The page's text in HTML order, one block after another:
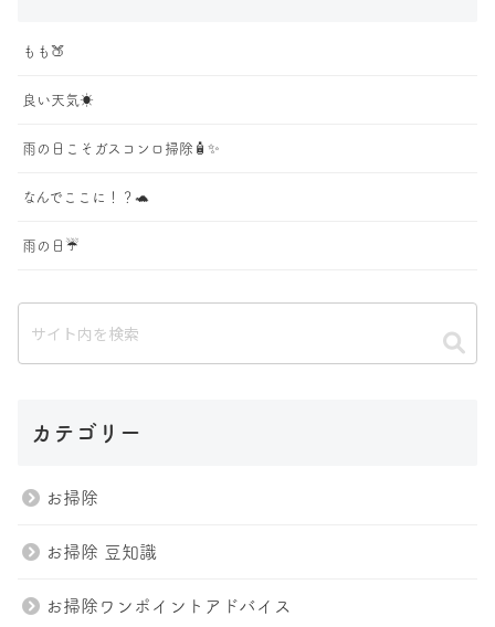
もも🍑
良い天気☀️
雨の日こそガスコンロ掃除🧴✨
なんでここに！？🐢
雨の日☔️
カテゴリー
お掃除
お掃除 豆知識
お掃除ワンポイントアドバイス